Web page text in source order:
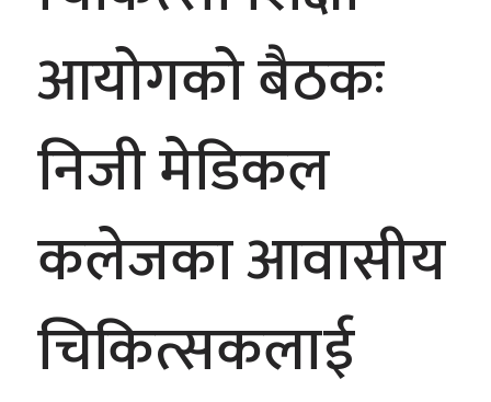
आयोगको बैठकः
निजी मेडिकल
कलेजका आवासीय
चिकित्सकलाई